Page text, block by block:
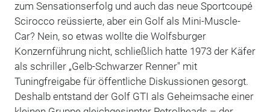
zum Sensationserfolg und auch das neue Sportcoupé
Scirocco reüssierte, aber ein Golf als Mini-Muscle-
Car? Nein, so etwas wollte die Wolfsburger
Konzernführung nicht, schließlich hatte 1973 der Käfer
als schriller „Gelb-Schwarzer Renner" mit
Tuningfreigabe für öffentliche Diskussionen gesorgt.
Deshalb entstand der Golf GTI als Geheimsache einer